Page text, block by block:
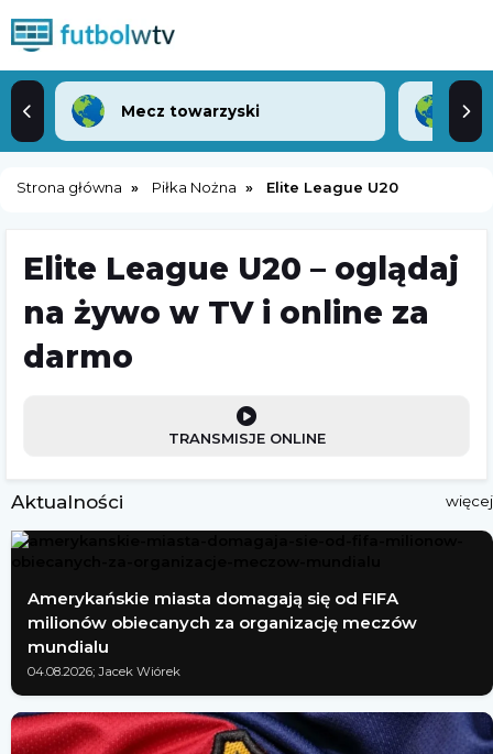
Mecz towarzyski
Strona główna Piłka Nożna Elite League U20
Elite League U20 – oglądaj
na żywo w TV i online za
darmo
TRANSMISJE ONLINE
Aktualności więcej
Amerykańskie miasta domagają się od FIFA
milionów obiecanych za organizację meczów
mundialu
04.08.2026; Jacek Wiórek